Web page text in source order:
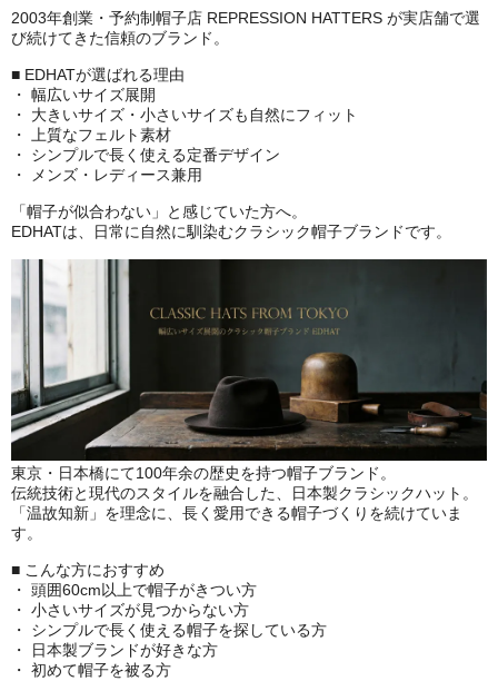
2003年創業・予約制帽子店 REPRESSION HATTERS が実店舗で選
び続けてきた信頼のブランド。
■ EDHATが選ばれる理由
・ 幅広いサイズ展開
・ 大きいサイズ・小さいサイズも自然にフィット
・ 上質なフェルト素材
・ シンプルで長く使える定番デザイン
・ メンズ・レディース兼用
「帽子が似合わない」と感じていた方へ。
EDHATは、日常に自然に馴染むクラシック帽子ブランドです。
東京・日本橋にて100年余の歴史を持つ帽子ブランド。
伝統技術と現代のスタイルを融合した、日本製クラシックハット。
「温故知新」を理念に、長く愛用できる帽子づくりを続けていま
す。
■ こんな方におすすめ
・ 頭囲60cm以上で帽子がきつい方
・ 小さいサイズが見つからない方
・ シンプルで長く使える帽子を探している方
・ 日本製ブランドが好きな方
・ 初めて帽子を被る方